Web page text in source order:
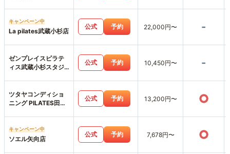
キャンペーン中
La pilates武蔵小杉店
公式 予約 22,000円〜 -
ゼンプレイスピラテ
ィス武蔵小杉スタジ
公式 予約 10,450円〜 -
ツタヤコンディショ
ニング PILATES田園
公式 予約 13,200円〜 ○
キャンペーン中
ソエル矢向店
公式 予約 7,678円〜 ○